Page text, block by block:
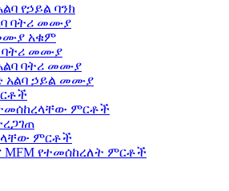
የኃይል ባንክ
ባትሪ መሙያ
አቁም
ባትሪ መሙያ
ባትሪ መሙያ
አልባ ኃይል መሙያ
ምርቶች
ምርቶች
MFM የተመሰከረለት ምርቶች